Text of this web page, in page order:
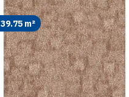
39.75 m²